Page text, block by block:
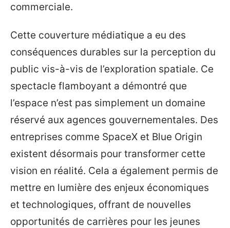
commerciale.
Cette couverture médiatique a eu des
conséquences durables sur la perception du
public vis-à-vis de l’exploration spatiale. Ce
spectacle flamboyant a démontré que
l’espace n’est pas simplement un domaine
réservé aux agences gouvernementales. Des
entreprises comme SpaceX et Blue Origin
existent désormais pour transformer cette
vision en réalité. Cela a également permis de
mettre en lumière des enjeux économiques
et technologiques, offrant de nouvelles
opportunités de carrières pour les jeunes